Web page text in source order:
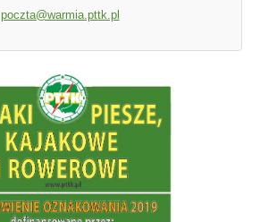
poczta@warmia.pttk.pl